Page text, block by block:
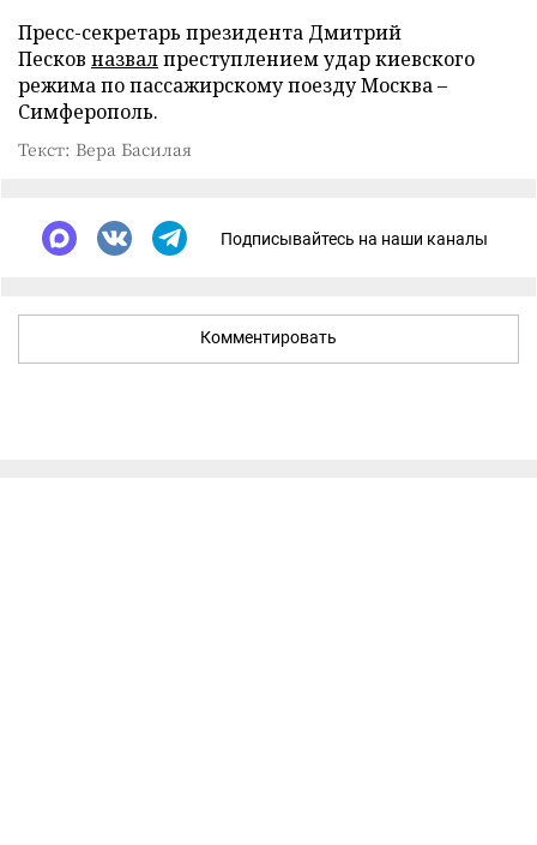
Пресс-секретарь президента Дмитрий
Песков назвалпреступлением удар киевского
режима по пассажирскому поезду Москва –
Симферополь.
Текст: Вера Басилая
Подписывайтесь на наши каналы
Комментировать